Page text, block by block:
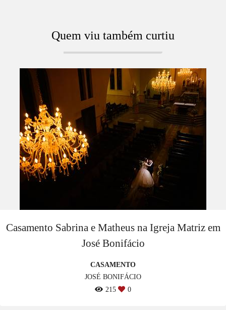
Quem viu também curtiu
Casamento Sabrina e Matheus na Igreja Matriz em
José Bonifácio
CASAMENTO
JOSÉ BONIFÁCIO
215
0